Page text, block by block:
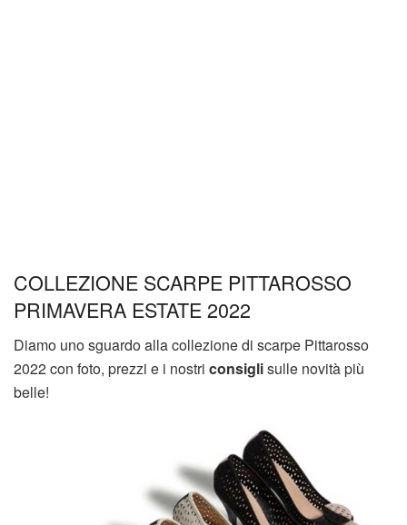
COLLEZIONE SCARPE PITTAROSSO
PRIMAVERA ESTATE 2022
Diamo uno sguardo alla collezione di scarpe Pittarosso
2022 con foto, prezzi e i nostri consiglisulle novità più
belle!